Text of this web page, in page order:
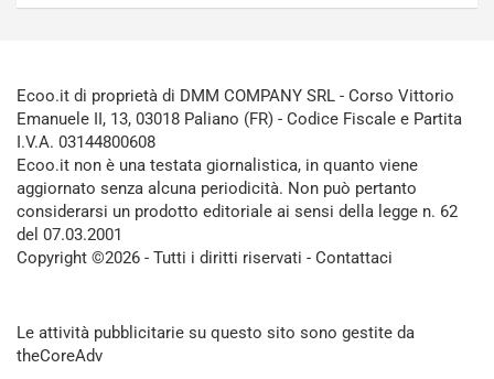
Ecoo.it di proprietà di DMM COMPANY SRL - Corso Vittorio
Emanuele II, 13, 03018 Paliano (FR) - Codice Fiscale e Partita
I.V.A. 03144800608
Ecoo.it non è una testata giornalistica, in quanto viene
aggiornato senza alcuna periodicità. Non può pertanto
considerarsi un prodotto editoriale ai sensi della legge n. 62
del 07.03.2001
Copyright ©2026 - Tutti i diritti riservati - Contattaci
Le attività pubblicitarie su questo sito sono gestite da
theCoreAdv